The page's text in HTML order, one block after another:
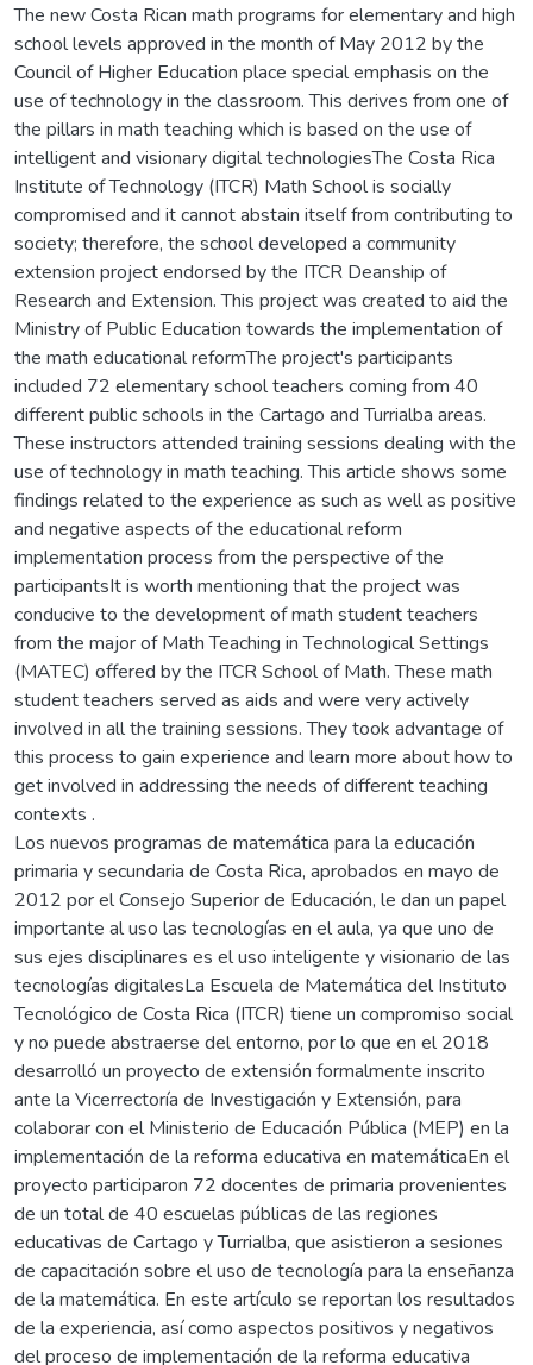
The new Costa Rican math programs for elementary and high
school levels approved in the month of May 2012 by the
Council of Higher Education place special emphasis on the
use of technology in the classroom. This derives from one of
the pillars in math teaching which is based on the use of
intelligent and visionary digital technologiesThe Costa Rica
Institute of Technology (ITCR) Math School is socially
compromised and it cannot abstain itself from contributing to
society; therefore, the school developed a community
extension project endorsed by the ITCR Deanship of
Research and Extension. This project was created to aid the
Ministry of Public Education towards the implementation of
the math educational reformThe project's participants
included 72 elementary school teachers coming from 40
different public schools in the Cartago and Turrialba areas.
These instructors attended training sessions dealing with the
use of technology in math teaching. This article shows some
findings related to the experience as such as well as positive
and negative aspects of the educational reform
implementation process from the perspective of the
participantsIt is worth mentioning that the project was
conducive to the development of math student teachers
from the major of Math Teaching in Technological Settings
(MATEC) offered by the ITCR School of Math. These math
student teachers served as aids and were very actively
involved in all the training sessions. They took advantage of
this process to gain experience and learn more about how to
get involved in addressing the needs of different teaching
contexts .
Los nuevos programas de matemática para la educación
primaria y secundaria de Costa Rica, aprobados en mayo de
2012 por el Consejo Superior de Educación, le dan un papel
importante al uso las tecnologías en el aula, ya que uno de
sus ejes disciplinares es el uso inteligente y visionario de las
tecnologías digitalesLa Escuela de Matemática del Instituto
Tecnológico de Costa Rica (ITCR) tiene un compromiso social
y no puede abstraerse del entorno, por lo que en el 2018
desarrolló un proyecto de extensión formalmente inscrito
ante la Vicerrectoría de Investigación y Extensión, para
colaborar con el Ministerio de Educación Pública (MEP) en la
implementación de la reforma educativa en matemáticaEn el
proyecto participaron 72 docentes de primaria provenientes
de un total de 40 escuelas públicas de las regiones
educativas de Cartago y Turrialba, que asistieron a sesiones
de capacitación sobre el uso de tecnología para la enseñanza
de la matemática. En este artículo se reportan los resultados
de la experiencia, así como aspectos positivos y negativos
del proceso de implementación de la reforma educativa